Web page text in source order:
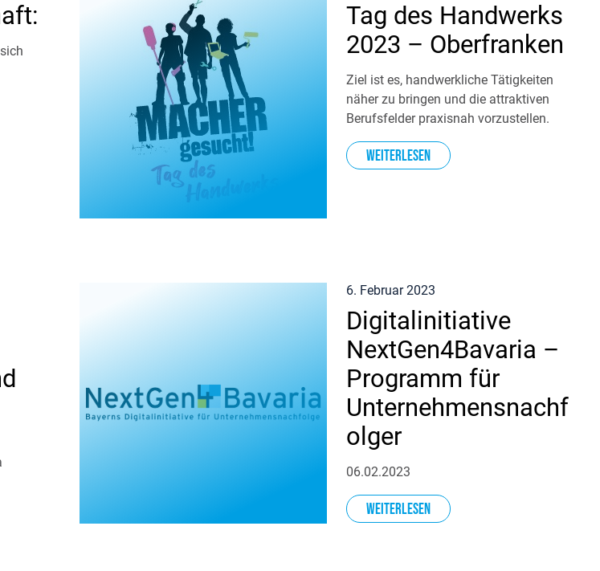
Tag des Handwerks
2023 – Oberfranken
Ziel ist es, handwerkliche Tätigkeiten
näher zu bringen und die attraktiven
Berufsfelder praxisnah vorzustellen.
Weiterlesen
Digitalinitiative
NextGen4Bavaria –
Programm für
Unternehmensnachf
olger
6. Februar 2023
06.02.2023
Weiterlesen